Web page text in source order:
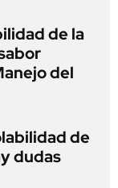
de la
del
de
dudas